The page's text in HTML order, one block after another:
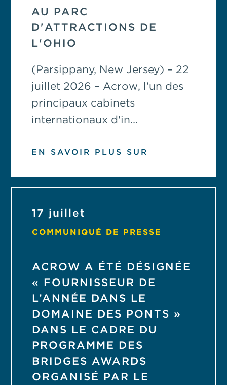
AU PARC
D'ATTRACTIONS DE
L'OHIO
(Parsippany, New Jersey) – 22
juillet 2026 – Acrow, l'un des
principaux cabinets
internationaux d'in...
EN SAVOIR PLUS SUR
17 juillet
COMMUNIQUÉ DE PRESSE
ACROW A ÉTÉ DÉSIGNÉE
« FOURNISSEUR DE
L’ANNÉE DANS LE
DOMAINE DES PONTS »
DANS LE CADRE DU
PROGRAMME DES
BRIDGES AWARDS
ORGANISÉ PAR LE